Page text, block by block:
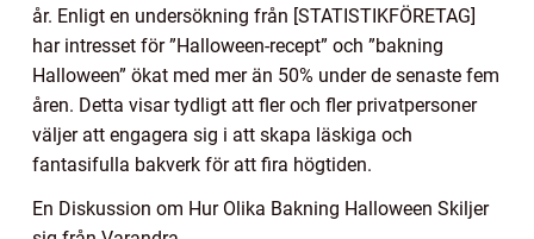
år. Enligt en undersökning från [STATISTIKFÖRETAG]
har intresset för ”Halloween-recept” och ”bakning
Halloween” ökat med mer än 50% under de senaste fem
åren. Detta visar tydligt att fler och fler privatpersoner
väljer att engagera sig i att skapa läskiga och
fantasifulla bakverk för att fira högtiden.
En Diskussion om Hur Olika Bakning Halloween Skiljer